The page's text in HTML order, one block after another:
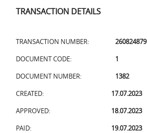
TRANSACTION DETAILS
TRANSACTION NUMBER:
260824879
DOCUMENT CODE:
1
DOCUMENT NUMBER:
1382
CREATED:
17.07.2023
APPROVED:
18.07.2023
PAID:
19.07.2023